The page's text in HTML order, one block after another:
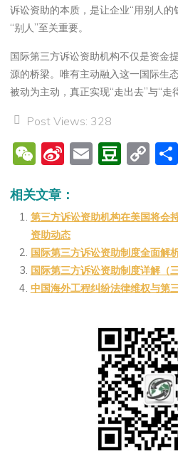
诉讼资助的本质，是让企业“用别人
“别人”至关重要。
国际第三方诉讼资助机构不仅是资金
源的桥梁。唯有主动融入这一国际生
被动为主动，真正实现“走出去”与“走
Post Views: 328
W
C
h
at
Si
a
W
ei
b
o
E
l
D
b
a
n
C
y
Li
n
k
相关文章：
第三方诉讼资助机构在美国将会
资助动态
国际第三方诉讼资助制度全面解
国际第三方诉讼资助制度详解（三
中国海外工程纠纷法律维权与第